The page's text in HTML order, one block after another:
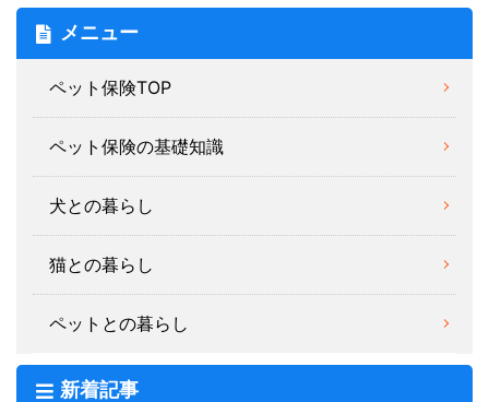
メニュー
ペット保険TOP
ペット保険の基礎知識
犬との暮らし
猫との暮らし
ペットとの暮らし
新着記事